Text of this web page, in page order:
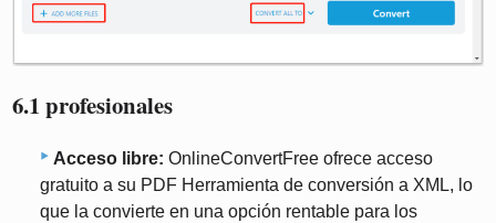
6.1 profesionales
Acceso libre: OnlineConvertFree ofrece acceso
gratuito a su PDF Herramienta de conversión a XML, lo
que la convierte en una opción rentable para los